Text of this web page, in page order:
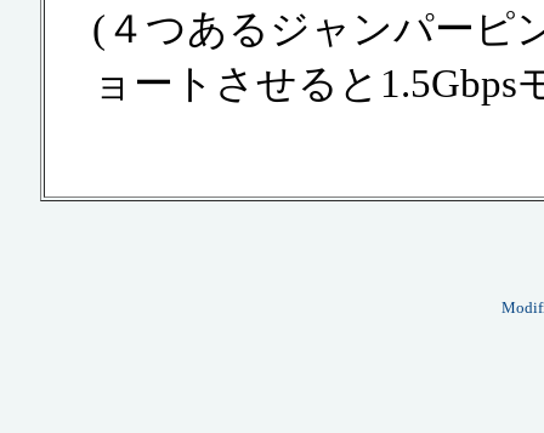
(４つあるジャンパーピ
ョートさせると